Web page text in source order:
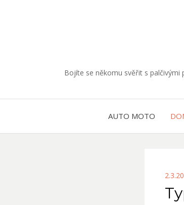
Bojíte se někomu svěřit s palčivými
AUTO MOTO
ON